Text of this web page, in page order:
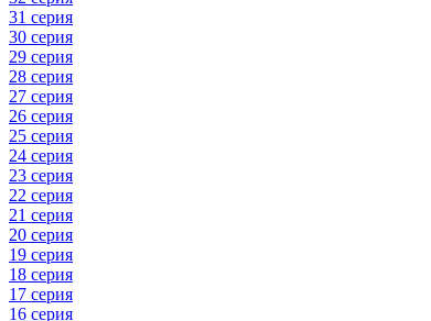
31 серия
30 серия
29 серия
28 серия
27 серия
26 серия
25 серия
24 серия
23 серия
22 серия
21 серия
20 серия
19 серия
18 серия
17 серия
16 серия